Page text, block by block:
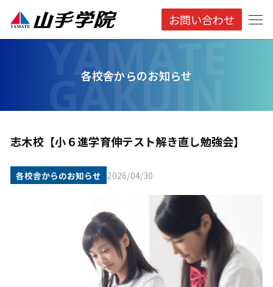
お問い合わせ
各校舎からのお知らせ
志木校【小６進学育伸テスト解き直し勉強会】
各校舎からのお知らせ 2026/04/30